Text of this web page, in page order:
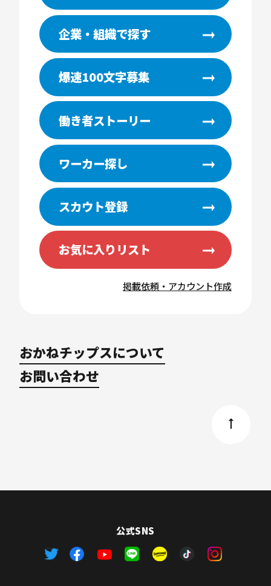
企業・組織で探す
爆速100文字募集
働き者ストーリー
ワーカー探し
スカウト登録
お気に入りリスト
掲載依頼・アカウント作成
おかねチップスについて
お問い合わせ
公式SNS